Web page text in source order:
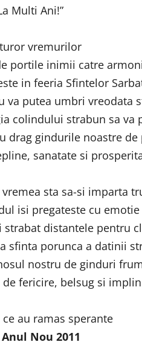
Multi Ani!”
vremurilor
portile inimii catre
in feeria Sfintelor
va putea umbri vreodata
colindului strabun sa
drag gindurile noastre de
sanatate si
sta sa-si imparta
isi pregateste cu
strabat distantele pentru
sfinta porunca a datinii
nostru de ginduri
de fericire, belsug si
ce au ramas sperante
Anul Nou 2011